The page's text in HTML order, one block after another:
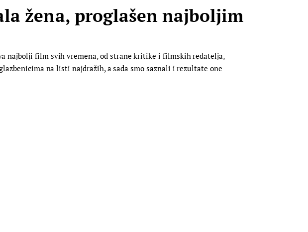
žena, proglašen najboljim
najbolji film svih vremena, od strane kritike i filmskih redatelja,
na listi najdražih, a sada smo saznali i rezultate one